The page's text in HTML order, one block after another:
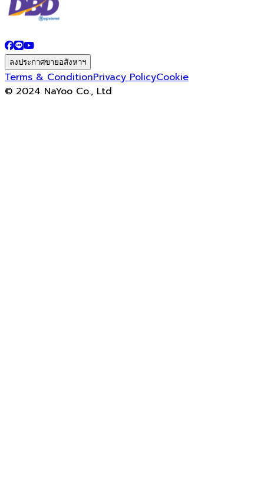
ลงประกาศขายอสังหาฯ
Terms & ConditionPrivacy PolicyCookie
© 2024 NaYoo Co., Ltd